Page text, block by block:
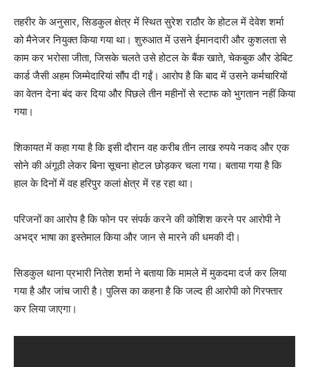
तहरीर के अनुसार, सिडकुल क्षेत्र में स्थित सुरेश राठौर के होटल में देवेश शर्मा
को मैनेजर नियुक्त किया गया था। शुरुआत में उसने ईमानदारी और कुशलता से
काम कर भरोसा जीता, जिसके चलते उसे होटल के बैंक खाते, चेकबुक और डेबिट
कार्ड जैसी अहम जिम्मेदारियां सौंप दी गईं। आरोप है कि बाद में उसने कर्मचारियों
का वेतन देना बंद कर दिया और पिछले तीन महीनों से स्टाफ को भुगतान नहीं किया
गया।
शिकायत में कहा गया है कि इसी दौरान वह करीब तीन लाख रुपये नकद और एक
सोने की अंगूठी लेकर बिना सूचना होटल छोड़कर चला गया। बताया गया है कि
हाल के दिनों में वह हरिपुर कलां क्षेत्र में रह रहा था।
परिजनों का आरोप है कि फोन पर संपर्क करने की कोशिश करने पर आरोपी ने
अभद्र भाषा का इस्तेमाल किया और जान से मारने की धमकी दी।
सिडकुल थाना प्रभारी नितेश शर्मा ने बताया कि मामले में मुकदमा दर्ज कर लिया
गया है और जांच जारी है। पुलिस का कहना है कि जल्द ही आरोपी को गिरफ्तार
कर लिया जाएगा।